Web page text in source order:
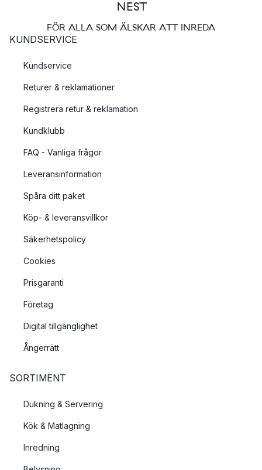
FÖR ALLA SOM ÄLSKAR ATT INREDA
KUNDSERVICE
Kundservice
Returer & reklamationer
Registrera retur & reklamation
Kundklubb
FAQ - Vanliga frågor
Leveransinformation
Spåra ditt paket
Köp- & leveransvillkor
Säkerhetspolicy
Cookies
Prisgaranti
Företag
Digital tillgänglighet
Ångerrätt
SORTIMENT
Dukning & Servering
Kök & Matlagning
Inredning